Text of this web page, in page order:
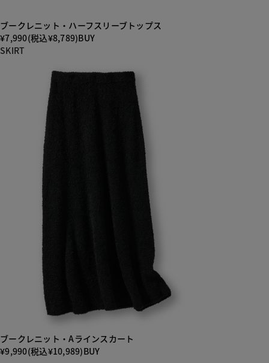
ブークレニット・ハーフスリーブトップス
¥7,990(税込¥8,789)BUY
SKIRT
ブークレニット・Aラインスカート
¥9,990(税込¥10,989)BUY